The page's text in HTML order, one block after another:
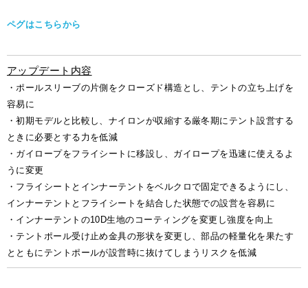
ペグはこちらから
アップデート内容
・ポールスリーブの片側をクローズド構造とし、テントの立ち上げを
容易に
・初期モデルと比較し、ナイロンが収縮する厳冬期にテント設営する
ときに必要とする力を低減
・ガイロープをフライシートに移設し、ガイロープを迅速に使えるよ
うに変更
・フライシートとインナーテントをベルクロで固定できるようにし、
インナーテントとフライシートを結合した状態での設営を容易に
・インナーテントの10D生地のコーティングを変更し強度を向上
・テントポール受け止め金具の形状を変更し、部品の軽量化を果たす
とともにテントポールが設営時に抜けてしまうリスクを低減